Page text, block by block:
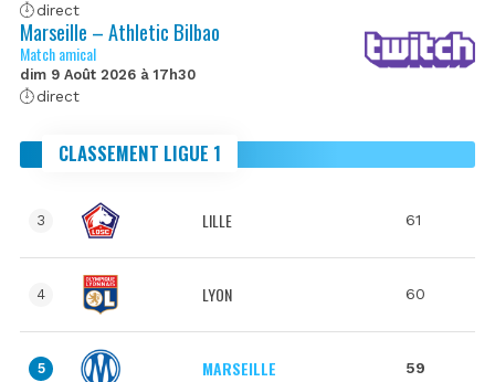
direct
Marseille – Athletic Bilbao
Match amical
dim 9 Août 2026 à 17h30
direct
CLASSEMENT LIGUE 1
3 LILLE 61
4 LYON 60
5 MARSEILLE 59